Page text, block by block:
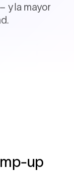
y la mayor
up